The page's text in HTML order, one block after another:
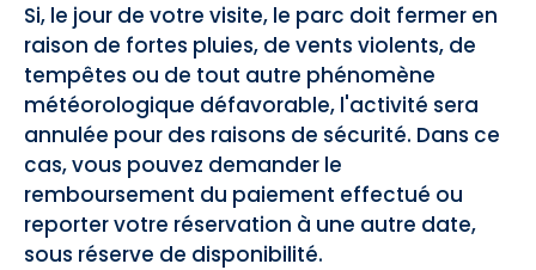
Si, le jour de votre visite, le parc doit fermer en
raison de fortes pluies, de vents violents, de
tempêtes ou de tout autre phénomène
météorologique défavorable, l'activité sera
annulée pour des raisons de sécurité. Dans ce
cas, vous pouvez demander le
remboursement du paiement effectué ou
reporter votre réservation à une autre date,
sous réserve de disponibilité.